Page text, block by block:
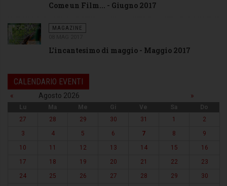
Come un Film... - Giugno 2017
MAGAZINE
L'incantesimo di maggio - Maggio 2017
CALENDARIO EVENTI
« Agosto 2026 »
Lu Ma Me Gi Ve Sa
Do
27
28 29 30 31 1
2
3
4 5 6 7 8
9
10
11 12 13 14 15
16
17
18 19 20 21 22
23
24
25 26 27 28 29
30